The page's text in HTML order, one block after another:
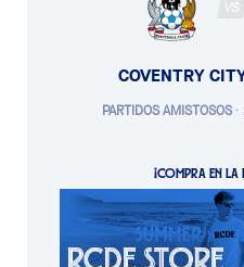
VS
COVENTRY
PARTIDOS AMISTOSOS·
¡COMPRA EN LA